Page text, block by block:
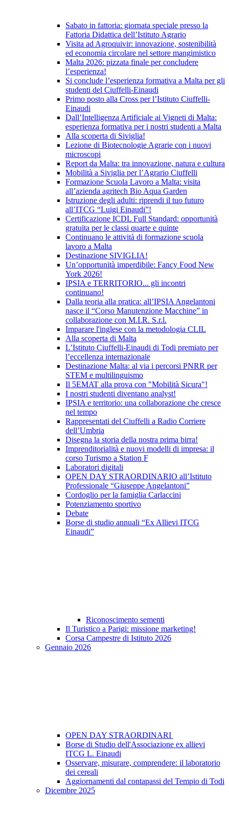
Sabato in fattoria: giornata speciale presso la
Fattoria Didattica dell’Istituto Agrario
Visita ad Agroquivir: innovazione, sostenibilità
ed economia circolare nel settore mangimistico
Malta 2026: pizzata finale per concludere
l’esperienza!
Si conclude l’esperienza formativa a Malta per gli
studenti del Ciuffelli-Einaudi
Primo posto alla Cross per l’Istituto Ciuffelli-
Einaudi
Dall’Intelligenza Artificiale ai Vigneti di Malta:
esperienza formativa per i nostri studenti a Malta
Alla scoperta di Siviglia!
Lezione di Biotecnologie Agrarie con i nuovi
microscopi
Report da Malta: tra innovazione, natura e cultura
Mobilità a Siviglia per l’Agrario Ciuffelli
Formazione Scuola Lavoro a Malta: visita
all’azienda agritech Bio Aqua Garden
Istruzione degli adulti: riprendi il tuo futuro
all’ITCG “Luigi Einaudi”!
Certificazione ICDL Full Standard: opportunità
gratuita per le classi quarte e quinte
Continuano le attività di formazione scuola
lavoro a Malta
Destinazione SIVIGLIA!
Un’opportunità imperdibile: Fancy Food New
York 2026!
IPSIA e TERRITORIO... gli incontri
continuano!
Dalla teoria alla pratica: all’IPSIA Angelantoni
nasce il “Corso Manutenzione Macchine” in
collaborazione con M.I.R. S.r.l.
Imparare l'inglese con la metodologia CLIL
Alla scoperta di Malta
L’Istituto Ciuffelli-Einaudi di Todi premiato per
l’eccellenza internazionale
Destinazione Malta: al via i percorsi PNRR per
STEM e multilinguismo
Il 5EMAT alla prova con "Mobilità Sicura"!
I nostri studenti diventano analyst!
IPSIA e territorio: una collaborazione che cresce
nel tempo
Rappresentati del Ciuffelli a Radio Corriere
dell’Umbria
Disegna la storia della nostra prima birra!
Imprenditorialità e nuovi modelli di impresa: il
corso Turismo a Station F
Laboratori digitali
OPEN DAY STRAORDINARIO all’Istituto
Professionale “Giuseppe Angelantoni”
Cordoglio per la famiglia Carlaccini
Potenziamento sportivo
Debate
Borse di studio annuali “Ex Allievi ITCG
Einaudi”
Riconoscimento sementi
Il Turistico a Parigi: missione marketing!
Corsa Campestre di Istituto 2026
Gennaio 2026
OPEN DAY STRAORDINARI
Borse di Studio dell'Associazione ex allievi
ITCG L. Einaudi
Osservare, misurare, comprendere: il laboratorio
dei cereali
Aggiornamenti dal contapassi del Tempio di Todi
Dicembre 2025